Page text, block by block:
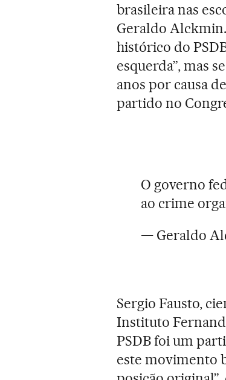
brasileira nas
Geraldo
histórico do
esquerda”, mas
anos por causa
partido no
O governo
ao crime
— Geraldo
Sergio Fausto,
Instituto
PSDB foi um
este movimento